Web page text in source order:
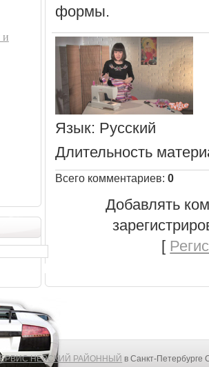
и
формы.
Язык: Русский
Длительность
Всего комментариев: 0
Добавлять
[
НЕВСКИЙ РАЙОННЫЙ в Санкт-Петербурге